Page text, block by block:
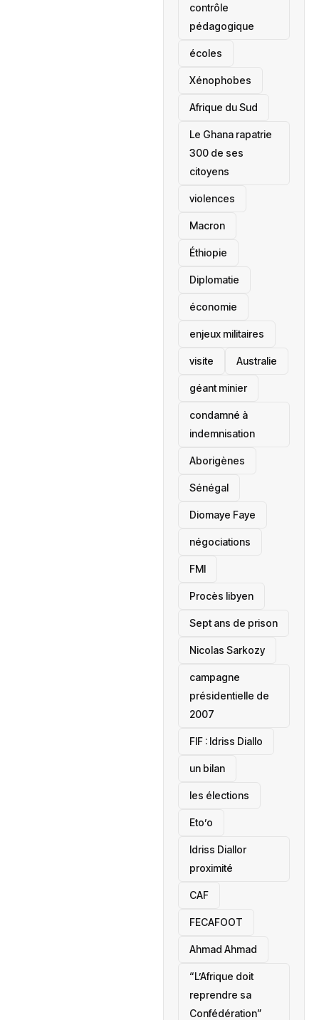
contrôle
pédagogique
écoles
‎Xénophobes
Afrique du Sud
Le Ghana rapatrie
300 de ses
citoyens
violences
Macron
Éthiopie
Diplomatie
économie
enjeux militaires
visite ‎Australie
géant minier
condamné à
indemnisation
Aborigènes
Sénégal
Diomaye Faye
négociations
FMI
Procès libyen
Sept ans de prison
Nicolas Sarkozy
campagne
présidentielle de
2007
‎FIF : Idriss Diallo
un bilan
les élections
Eto’o
Idriss Diallor
proximité
CAF
FECAFOOT
‎Ahmad Ahmad
“L’Afrique doit
reprendre sa
Confédération”